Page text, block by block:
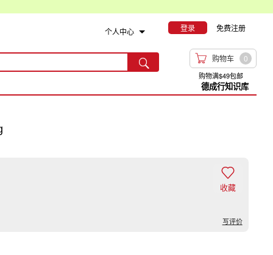
个人中心 登录 免费注册
  购物车 0
购物满$49包邮
德成行知识库
写评价

收藏